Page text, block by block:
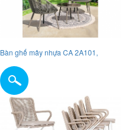
Bàn ghế mây nhựa CA 2A101,